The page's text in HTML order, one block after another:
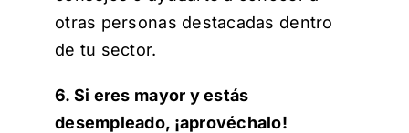
otras personas destacadas dentro
de tu sector.
6. Si eres mayor y estás
desempleado, ¡aprovéchalo!